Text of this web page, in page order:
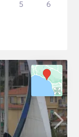
5 6